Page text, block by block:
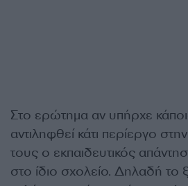
Στο ερώτημα αν υπήρχε
αντιληφθεί κάτι περίεργο
τους ο εκπαιδευτικός
στο ίδιο σχολείο. Δηλαδή το